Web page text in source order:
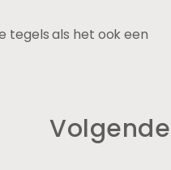
tegels als het ook een
Volgende